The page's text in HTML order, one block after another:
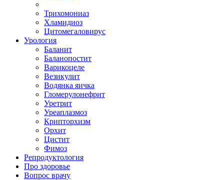
Трихомониаз
Хламидиоз
Цитомегаловирус
Урология
Баланит
Баланопостит
Варикоцеле
Везикулит
Водянка яичка
Гломерулонефрит
Уретрит
Уреаплазмоз
Крипторхизм
Орхит
Цистит
Фимоз
Репродуктология
Про здоровье
Вопрос врачу